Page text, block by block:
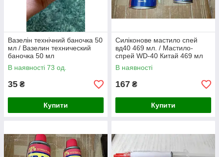
Вазелін технічний баночка 50
мл / Вазелин технический
баночка 50 мл
В наявності 73 од.
35 ₴
Купити
Силіконове мастило спей
вд40 469 мл. / Мастило-
спрей WD-40 Китай 469 мл
В наявності
167 ₴
Купити